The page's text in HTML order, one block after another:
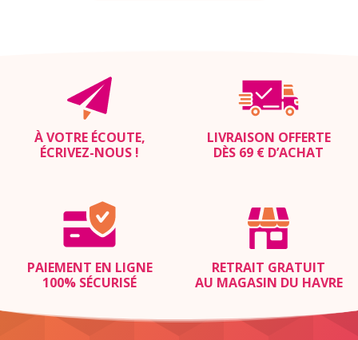
À VOTRE ÉCOUTE,
ÉCRIVEZ-NOUS !
LIVRAISON OFFERTE
DÈS 69 € D’ACHAT
PAIEMENT EN LIGNE
100% SÉCURISÉ
RETRAIT GRATUIT
AU MAGASIN DU HAVRE